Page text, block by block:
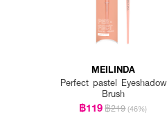
MEILINDA
Perfect pastel Eyeshadow
Brush
฿119฿219 (46%)